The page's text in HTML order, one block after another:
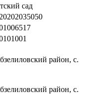
сад
район, с.
район, с.